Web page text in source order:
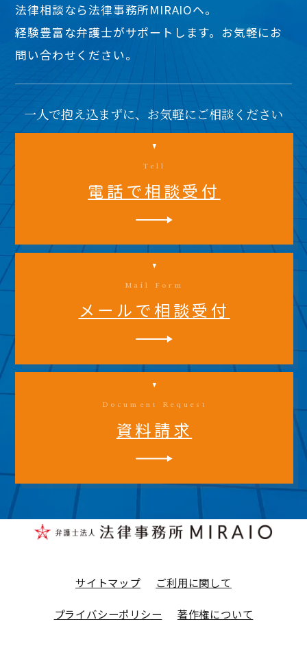
法律相談なら法律事務所MIRAIOヘ。
経験豊富な弁護士がサポートします。お気軽にお
問い合わせください。
一人で抱え込まずに、お気軽にご相談ください
Tell
電話で相談受付
Mail Form
メールで相談受付
Document Request
資料請求
サイトマップ ご利用に関して
プライバシーポリシー 著作権について